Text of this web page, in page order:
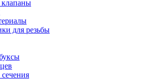
клапаны
для резьбы